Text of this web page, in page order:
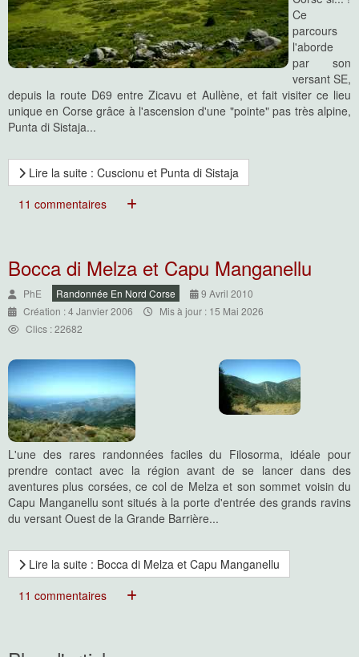
Ce
parcours
l'aborde
par son
versant SE,
depuis la route D69 entre Zicavu et Aullène, et fait visiter ce lieu
unique en Corse grâce à l'ascension d'une "pointe" pas très alpine,
Punta di Sistaja...
Lire la suite : Cuscionu et Punta di Sistaja
11 commentaires
Bocca di Melza et Capu Manganellu
PhE Randonnée En Nord Corse
9 Avril 2010
Création : 4 Janvier 2006
Mis à jour : 15 Mai 2026
Clics : 22682
L'une des rares randonnées faciles du Filosorma, idéale pour
prendre contact avec la région avant de se lancer dans des
aventures plus corsées, ce col de Melza et son sommet voisin du
Capu Manganellu sont situés à la porte d'entrée des grands ravins
du versant Ouest de la Grande Barrière...
Lire la suite : Bocca di Melza et Capu Manganellu
11 commentaires